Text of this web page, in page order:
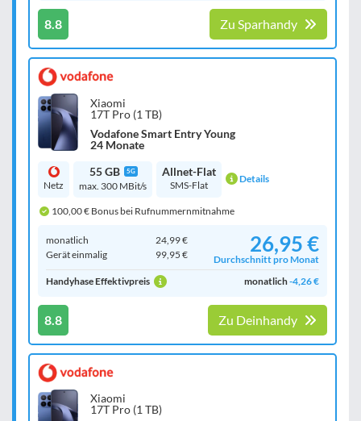
8.8 Zu Sparhandy
Xiaomi
17T Pro (1 TB)
Vodafone Smart Entry Young
24 Monate
Netz
55 GB 5G
max. 300 MBit/s
Allnet-Flat
SMS-Flat Details
100,00 € Bonus bei Rufnummernmitnahme
monatlich
24,99 €
Gerät einmalig
99,95 € 26,95 €
Durchschnitt pro Monat
Handyhase Effektivpreis
monatlich-4,26 €
8.8 Zu Deinhandy
Xiaomi
17T Pro (1 TB)